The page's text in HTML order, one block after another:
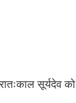
सूर्यदेव